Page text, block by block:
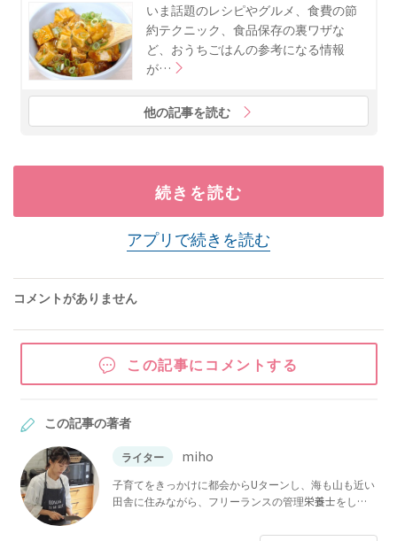
いま話題のレシピやグルメ、食費の節
約テクニック、食品保存の裏ワザな
ど、おうちごはんの参考になる情報
が…
他の記事を読む
続きを読む
アプリで続きを読む
コメントがありません
この記事にコメントする
この記事の著者
ライター miho
子育てをきっかけに都会からUターンし、海も山も近い
田舎に住みながら、フリーランスの管理栄養士をして
約レシピなどを楽しくわかりやすく伝えていければと